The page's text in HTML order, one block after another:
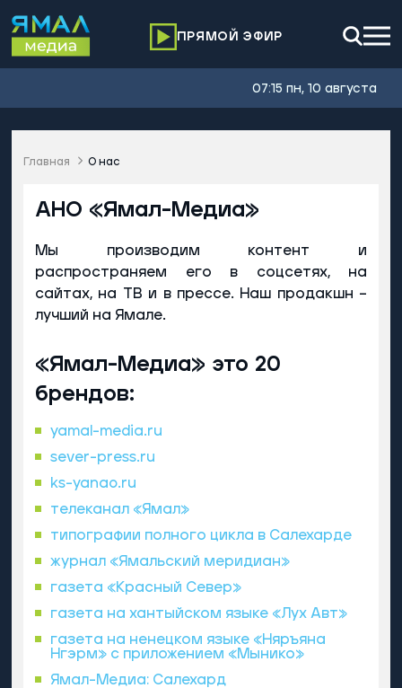
ПРЯМОЙ ЭФИР
07:15 пн, 10 августа
Главная О нас
АНО «Ямал-Медиа»
Мы производим контент и
распространяем его в соцсетях, на
сайтах, на ТВ и в прессе. Наш продакшн –
лучший на Ямале.
«Ямал-Медиа» это 20
брендов:
yamal-media.ru
sever-press.ru
ks-yanao.ru
телеканал «Ямал»
типографии полного цикла в Салехарде
журнал «Ямальский меридиан»
газета «Красный Север»
газета на хантыйском языке «Лух Авт»
газета на ненецком языке «Няръяна
Нгэрм» с приложением «Мынико»
Ямал-Медиа: Салехард